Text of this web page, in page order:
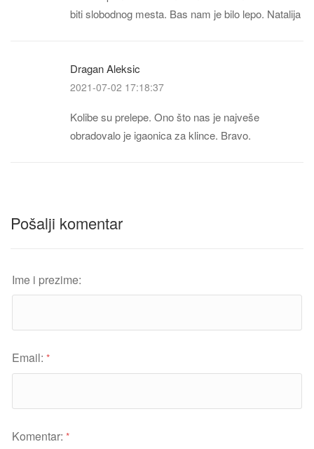
biti slobodnog mesta. Bas nam je bilo lepo. Natalija
Dragan Aleksic
2021-07-02 17:18:37
Kolibe su prelepe. Ono što nas je najveše
obradovalo je igaonica za klince. Bravo.
Pošalji komentar
Ime i prezime:
Email: *
Komentar: *